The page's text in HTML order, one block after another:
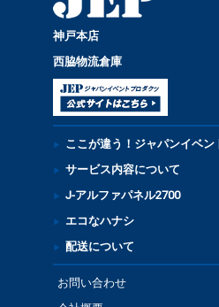
神戸本店
西脇物流倉庫
ここが違う！ジャパンイベン
サービス内容について
J-アルファパネル2700
エコなハナシ
配送について
お問い合わせ